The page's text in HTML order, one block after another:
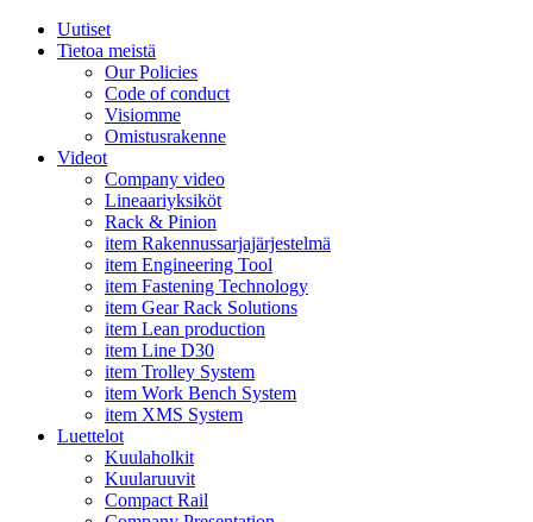
Uutiset
Tietoa meistä
Our Policies
Code of conduct
Visiomme
Omistusrakenne
Videot
Company video
Lineaariyksiköt
Rack & Pinion
item Rakennussarjajärjestelmä
item Engineering Tool
item Fastening Technology
item Gear Rack Solutions
item Lean production
item Line D30
item Trolley System
item Work Bench System
item XMS System
Luettelot
Kuulaholkit
Kuularuuvit
Compact Rail